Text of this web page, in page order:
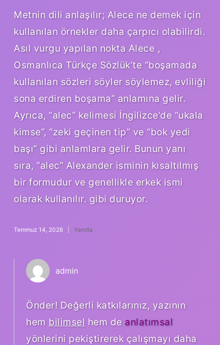
Metnin dili anlaşılır; Alece ne demek için
kullanılan örnekler daha çarpıcı olabilirdi.
Asıl vurgu yapılan nokta Alece ,
Osmanlıca Türkçe Sözlük’te “boşamada
kullanılan sözleri söyler söylemez, evliliği
sona erdiren boşama” anlamına gelir.
Ayrıca, “alec” kelimesi İngilizce’de “ukala
kimse”, “zeki geçinen tip” ve “bok yedi
başı” gibi anlamlara gelir. Bunun yanı
sıra, “alec” Alexander isminin kısaltılmış
bir formudur ve genellikle erkek ismi
olarak kullanılır. gibi duruyor.
Temmuz 14, 2026 Yanıtla
admin
Önder! Değerli katkılarınız, yazının
hem bilimsel hem de anlatımsal
yönlerini pekiştirerek çalışmayı daha